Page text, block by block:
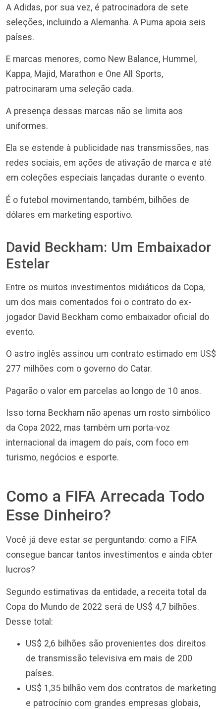
A Adidas, por sua vez, é patrocinadora de sete
seleções, incluindo a Alemanha. A Puma apoia seis
países.
E marcas menores, como New Balance, Hummel,
Kappa, Majid, Marathon e One All Sports,
patrocinaram uma seleção cada.
A presença dessas marcas não se limita aos
uniformes.
Ela se estende à publicidade nas transmissões, nas
redes sociais, em ações de ativação de marca e até
em coleções especiais lançadas durante o evento.
É o futebol movimentando, também, bilhões de
dólares em marketing esportivo.
David Beckham: Um Embaixador
Estelar
Entre os muitos investimentos midiáticos da Copa,
um dos mais comentados foi o contrato do ex-
jogador David Beckham como embaixador oficial do
evento.
O astro inglês assinou um contrato estimado em US$
277 milhões com o governo do Catar.
Pagarão o valor em parcelas ao longo de 10 anos.
Isso torna Beckham não apenas um rosto simbólico
da Copa 2022, mas também um porta-voz
internacional da imagem do país, com foco em
turismo, negócios e esporte.
Como a FIFA Arrecada Todo
Esse Dinheiro?
Você já deve estar se perguntando: como a FIFA
consegue bancar tantos investimentos e ainda obter
lucros?
Segundo estimativas da entidade, a receita total da
Copa do Mundo de 2022 será de US$ 4,7 bilhões.
Desse total:
US$ 2,6 bilhões são provenientes dos direitos
de transmissão televisiva em mais de 200
países.
US$ 1,35 bilhão vem dos contratos de marketing
e patrocínio com grandes empresas globais,